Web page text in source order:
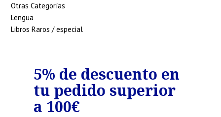
Otras Categorías
Lengua
Libros Raros / especial
5% de descuento en
tu pedido superior
a 100€